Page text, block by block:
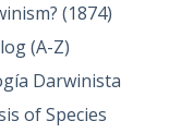
(1874)
(A-Z)
Darwinista
of Species